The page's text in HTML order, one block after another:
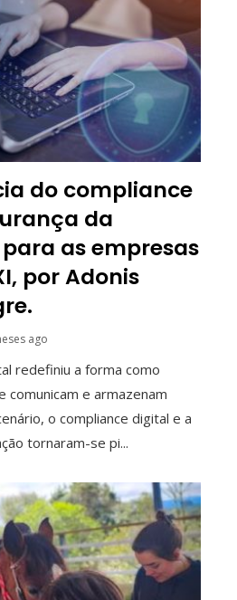
do compliance
da
as empresas
por Adonis
ago
redefiniu a forma como
comunicam e armazenam
o compliance digital e a
tornaram-se pi...